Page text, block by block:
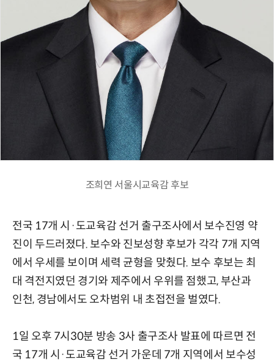
조희연 서울시교육감 후보
전국 17개 시·도교육감 선거 출구조사에서 보수진영 약
진이 두드러졌다. 보수와 진보성향 후보가 각각 7개 지역
에서 우세를 보이며 세력 균형을 맞췄다. 보수 후보는 최
대 격전지였던 경기와 제주에서 우위를 점했고, 부산과
인천, 경남에서도 오차범위 내 초접전을 벌였다.
1일 오후 7시30분 방송 3사 출구조사 발표에 따르면 전
국 17개 시·도교육감 선거 가운데 7개 지역에서 보수성